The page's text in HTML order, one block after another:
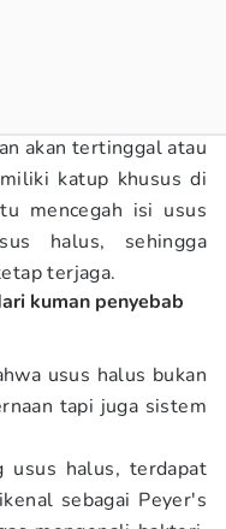
akan tertinggal atau
katup khusus di
mencegah isi usus
halus, sehingga
terjaga.
kuman penyebab
usus halus bukan
tapi juga sistem
usus halus, terdapat
sebagai Peyer's